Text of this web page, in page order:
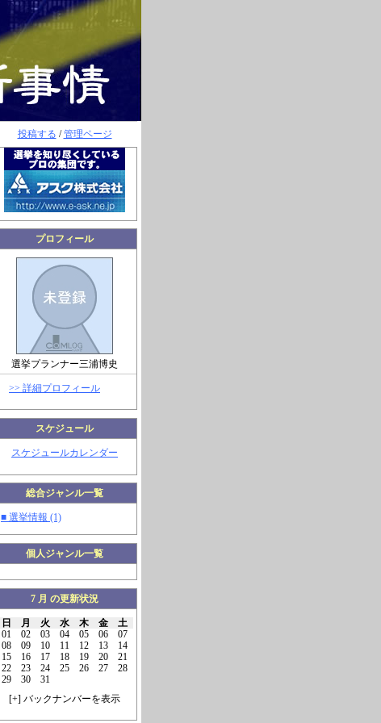
投稿する /管理ページ
プロフィール
選挙プランナー三浦博史
>> 詳細プロフィール
スケジュール
スケジュールカレンダー
総合ジャンル一覧
■ 選挙情報 (1)
個人ジャンル一覧
7 月 の更新状況
日 月 火 水 木 金
土
01
02 03 04 05 06
07
08
09 10 11 12 13
14
15
16 17 18 19 20
21
22
23 24 25 26 27
28
29
30
31
[+] バックナンバーを表示